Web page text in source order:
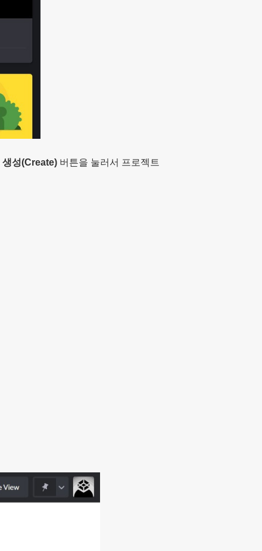
생성(Create) 버튼을 눌러서 프로젝트